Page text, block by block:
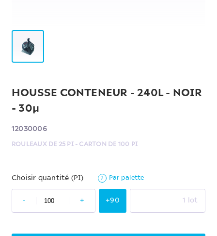
HOUSSE CONTENEUR - 240L - NOIR
- 30µ
12030006
ROULEAUX DE 25 PI - CARTON DE 100 PI
Choisir quantité (PI) ? Par palette
- + +90 1 lot